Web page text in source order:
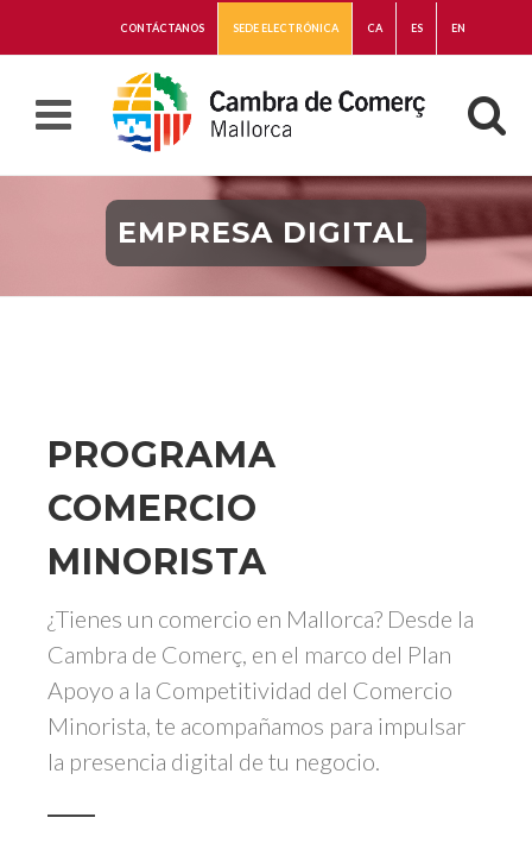
CONTÁCTANOS SEDE ELECTRÓNICA CA ES EN
EMPRESA DIGITAL
PROGRAMA
COMERCIO
MINORISTA
¿Tienes un comercio en Mallorca? Desde la
Cambra de Comerç, en el marco del Plan
Apoyo a la Competitividad del Comercio
Minorista, te acompañamos para impulsar
la presencia digital de tu negocio.